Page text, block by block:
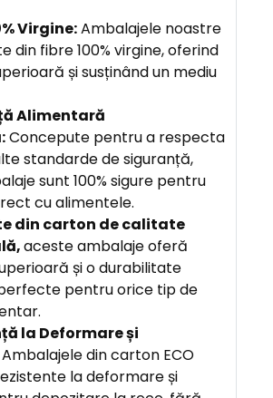
Virgine:Ambalajele noastre
din fibre 100% virgine, oferind
și susținând un mediu
Alimentară
Concepute pentru a respecta
standarde de siguranță,
sunt 100% sigure pentru
cu alimentele.
din carton de calitate
aceste ambalaje oferă
și o durabilitate
pentru orice tip de
la Deformare și
Ambalajele din carton ECO
la deformare și